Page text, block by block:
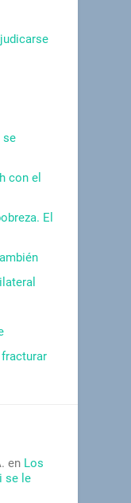
se
con el
El
en Los
se le